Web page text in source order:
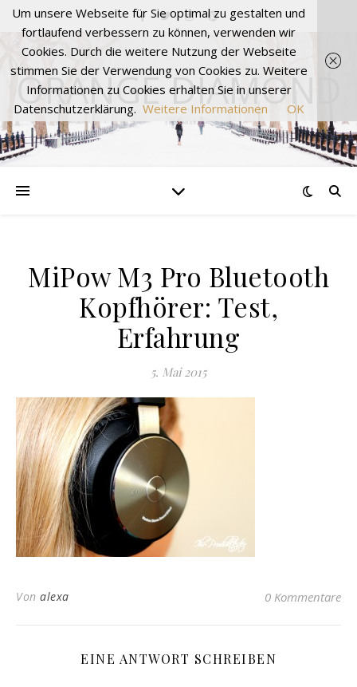
ORANGE DIAMOND
MiPow M3 Pro Bluetooth
Kopfhörer: Test,
Erfahrung
5. Mai 2015
Von alexa 0 Kommentare
EINE ANTWORT SCHREIBEN
Um unsere Webseite für Sie optimal zu gestalten und
fortlaufend verbessern zu können, verwenden wir
Cookies. Durch die weitere Nutzung der Webseite
stimmen Sie der Verwendung von Cookies zu. Weitere
Informationen zu Cookies erhalten Sie in unserer
Datenschutzerklärung. Weitere Informationen OK